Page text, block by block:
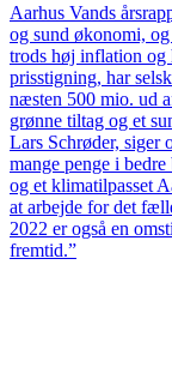
Aarhus Vands
og sund økonomi,
trods høj inflation og
prisstigning, har
næsten 500 mio. ud
grønne tiltag og et
Lars Schrøder, siger
mange penge i
og et klimatilpasset
at arbejde for det
2022 er også en
fremtid.”